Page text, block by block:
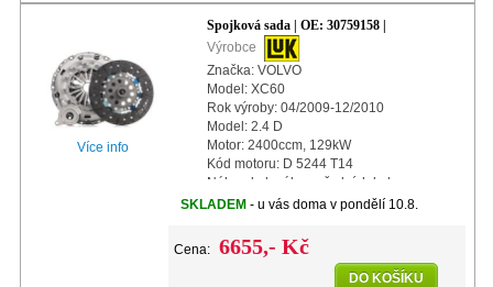
Více info
Spojková sada | OE: 30759158 |
Výrobce
Značka: VOLVO
Model: XC60
Rok výroby: 04/2009-12/2010
Model: 2.4 D
Motor: 2400ccm, 129kW
Kód motoru: D 5244 T14
Náhon kol: náhon předních kol
Další info: s centrálním vypínacím
Další info: s automatickým nastavením
SKLADEM - u vás doma v pondělí 10.8.
Cena: 6655,- Kč
DO KOŠÍKU